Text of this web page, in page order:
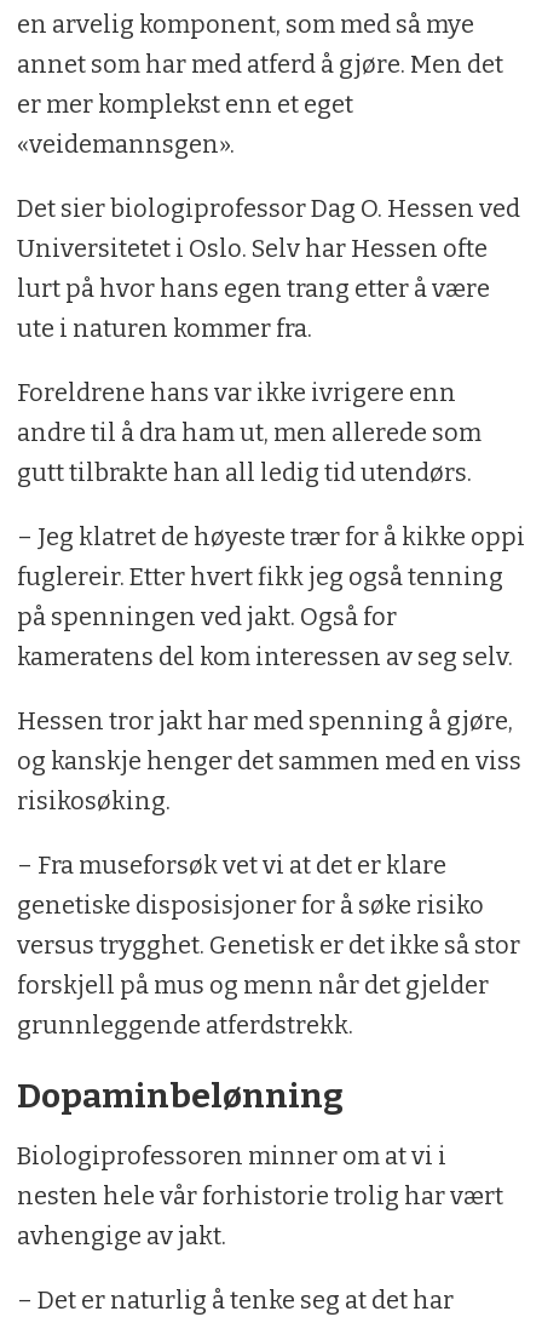
en arvelig komponent, som med så mye
annet som har med atferd å gjøre. Men det
er mer komplekst enn et eget
«veidemannsgen».
Det sier biologiprofessor Dag O. Hessen ved
Universitetet i Oslo. Selv har Hessen ofte
lurt på hvor hans egen trang etter å være
ute i naturen kommer fra.
Foreldrene hans var ikke ivrigere enn
andre til å dra ham ut, men allerede som
gutt tilbrakte han all ledig tid utendørs.
– Jeg klatret de høyeste trær for å kikke oppi
fuglereir. Etter hvert fikk jeg også tenning
på spenningen ved jakt. Også for
kameratens del kom interessen av seg selv.
Hessen tror jakt har med spenning å gjøre,
og kanskje henger det sammen med en viss
risikosøking.
– Fra museforsøk vet vi at det er klare
genetiske disposisjoner for å søke risiko
versus trygghet. Genetisk er det ikke så stor
forskjell på mus og menn når det gjelder
grunnleggende atferdstrekk.
Dopaminbelønning
Biologiprofessoren minner om at vi i
nesten hele vår forhistorie trolig har vært
avhengige av jakt.
– Det er naturlig å tenke seg at det har